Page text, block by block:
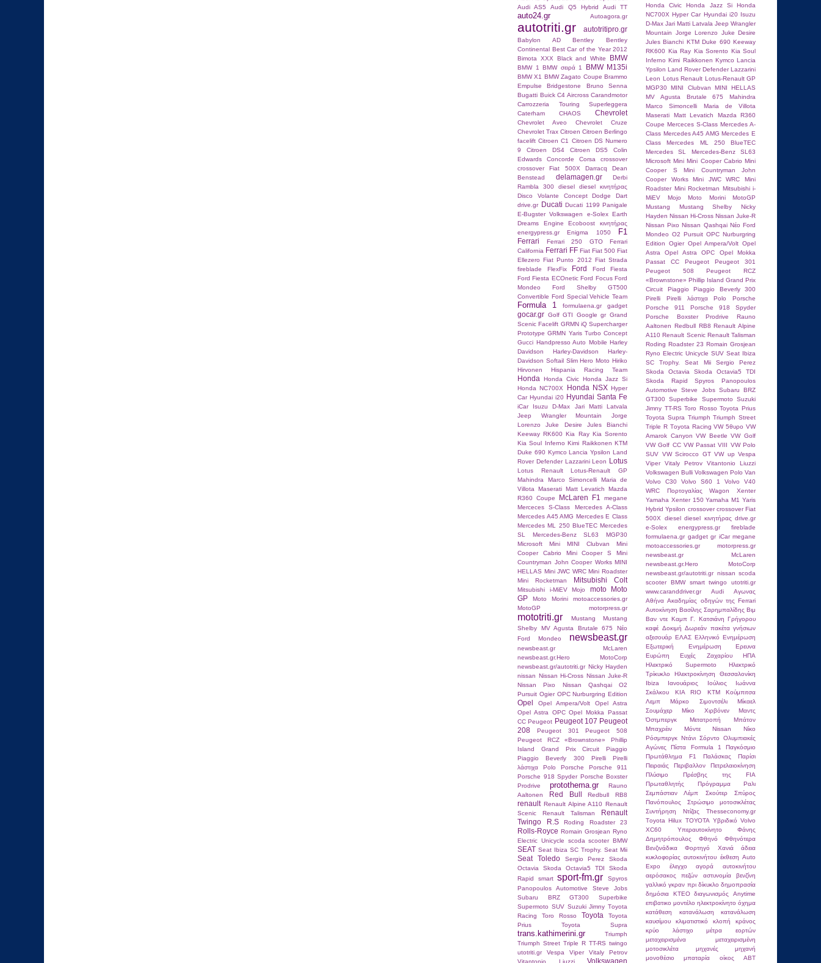
Audi AS5
Audi Q5 Hybrid Audi TT
auto24.gr Autoagora.gr
autotriti.gr autotritipro.gr
Babylon AD Bentley
Bentley
Continental Best Car of the Year 2012
Bimota XXX
Black and White BMW
BMW 1 BMW σειρά 1 BMW M135i
BMW X1 BMW Zagato Coupe Brammo
Empulse
Bridgestone
Bruno Senna
Bugatti Buick C4 Aircross Carandmotor
Carrozzeria Touring Superleggera
Caterham
CHAOS Chevrolet
Chevrolet Aveo
Chevrolet Cruze
Chevrolet Trax Citroen Citroen Berlingo
facelift Citroen C1
Citroen DS Numero
9
Citroen DS4 Citroen DS5
Colin
Edwards
Concorde Corsa
crossover
crossover Fiat 500X
Darracq
Dean
Benstead
delamagen.gr
Derbi
Rambla 300
diesel
diesel κινητήρας
Disco Volante Concept
Dodge Dart
drive.gr
Ducati Ducati 1199 Panigale
E-Bugster Volkswagen
e-Solex Earth
Dreams Engine
Ecoboost κινητήρας
energypress.gr
Enigma 1050 F1
Ferrari Ferrari 250 GTO
Ferrari
California Ferrari FF Fiat Fiat 500 Fiat
Ellezero Fiat Punto 2012 Fiat Strada
fireblade
FlexFix Ford
Ford Fiesta
Ford Fiesta ECOnetic Ford Focus Ford
Mondeo
Ford Shelby GT500
Convertible Ford Special Vehicle Team
Formula 1 formulaena.gr gadget
gocar.gr Golf GTI Google gr Grand
Scenic Facelift GRMN iQ Supercharger
Prototype GRMN Yaris Turbo Concept
Gucci Handpresso Auto Mobile Harley
Davidson
Harley-Davidson
Harley-
Davidson Softail Slim Hero Moto Hiriko
Hirvonen
Hispania Racing Team
Honda Honda Civic Honda Jazz Si
Honda NC700X
Honda NSX Hyper
Car Hyundai i20 Hyundai Santa Fe
iCar Isuzu D-Max
Jari Matti Latvala
Jeep Wrangler Mountain
Jorge
Lorenzo
Juke Desire
Jules Bianchi
Keeway RK600 Kia Ray Kia Sorento
Kia Soul Inferno Kimi Raikkοnen KTM
Duke 690 Kymco Lancia Ypsilon Land
Rover Defender Lazzarini Leon Lotus
Lotus Renault
Lotus-Renault GP
Mahindra
Marco Simoncelli
Maria de
Villota
Maserati Matt Levatich
Mazda
R360 Coupe
McLaren F1
megane
Merceces S-Class
Mercedes A-Class
Mercedes A45 AMG Mercedes E Class
Mercedes ML 250 BlueTEC Mercedes
SL
Mercedes-Benz SL63
MGP30
Microsoft
Mini MINI Clubvan
Mini
Cooper Cabrio
Mini Cooper S
Mini
Countryman John Cooper Works MINI
HELLAS Mini JWC WRC Mini Roadster
Mini Rocketman
Mitsubishi Colt
Mitsubishi i-MiEV Mojo moto
Moto
GP
Moto Morini
motoaccessories.gr
MotoGP
motorpress.gr
mototriti.gr Mustang
Mustang
Shelby
MV Agusta Brutale 675
Nέο
Ford Mondeo
newsbeast.gr
newsbeast.gr McLaren
newsbeast.gr.Hero MotoCorp
newsbeast.gr/autotriti.gr Nicky Hayden
nissan Nissan Hi-Cross Nissan Juke-R
Nissan Pixo
Nissan Qashqai
O2
Pursuit Ogier OPC Nurburgring Edition
Opel Opel Ampera/Volt
Opel Astra
Opel Astra OPC Opel Mokka
Passat
CC Peugeot Peugeot 107 Peugeot
208
Peugeot 301
Peugeot 508
Peugeot RCZ «Brownstone»
Phillip
Island Grand Prix Circuit
Piaggio
Piaggio Beverly 300
Pirelli
Pirelli
λάστιχα
Polo Porsche
Porsche 911
Porsche 918 Spyder Porsche Boxster
Prodrive
protothema.gr
Rauno
Aaltonen
Red Bull Redbull RB8
renault Renault Alpine A110 Renault
Scenic
Renault Talisman
Renault
Twingo R.S
Roding Roadster 23
Rolls-Royce Romain Grosjean Ryno
Electric Unicycle
scoda scooter BMW
SEAT Seat Ibiza SC Trophy. Seat Mii
Seat Toledo Sergio Perez
Skoda
Octavia
Skoda Octavia5 TDI
Skoda
Rapid
smart sport-fm.gr
Spyros
Panopoulos Autοmotive
Steve Jobs
Subaru BRZ GT300
Superbike
Supermoto SUV Suzuki Jimny Tοyota
Racing
Toro Rosso Toyota
Toyota
Prius
Toyota Supra
trans.kathimerini.gr
Triumph
Triumph Street Triple R TT-RS twingo
utotriti.gr
Vespa Viper
Vitaly Petrov
Vitantonio Liuzzi
Volkswagen
Honda Civic
Honda Jazz Si
Honda
NC700X Hyper Car Hyundai i20 Isuzu
D-Max Jari Matti Latvala Jeep Wrangler
Mountain
Jorge Lorenzo
Juke Desire
Jules Bianchi KTM Duke 690 Keeway
RK600 Kia Ray Kia Sorento Kia Soul
Inferno Kimi Raikkοnen Kymco Lancia
Ypsilon Land Rover Defender Lazzarini
Leon Lotus Renault Lotus-Renault GP
MGP30 MINI Clubvan
MINI HELLAS
MV Agusta Brutale 675
Mahindra
Marco Simoncelli
Maria de Villota
Maserati
Matt Levatich
Mazda R360
Coupe Merceces S-Class Mercedes A-
Class Mercedes A45 AMG Mercedes E
Class
Mercedes ML 250 BlueTEC
Mercedes SL
Mercedes-Benz SL63
Microsoft Mini Mini Cooper Cabrio Mini
Cooper S
Mini Countryman John
Cooper Works
Mini JWC WRC
Mini
Roadster Mini Rocketman Mitsubishi i-
MiEV
Mojo Moto Morini
MotoGP
Mustang
Mustang Shelby
Nicky
Hayden Nissan Hi-Cross Nissan Juke-R
Nissan Pixo Nissan Qashqai Nέο Ford
Mondeo O2 Pursuit OPC Nurburgring
Edition
Ogier Opel Ampera/Volt Opel
Astra
Opel Astra OPC
Opel Mokka
Passat CC
Peugeot
Peugeot 301
Peugeot 508
Peugeot RCZ
«Brownstone» Phillip Island Grand Prix
Circuit
Piaggio
Piaggio Beverly 300
Pirelli
Pirelli λάστιχα Polo
Porsche
Porsche 911
Porsche 918 Spyder
Porsche Boxster
Prodrive
Rauno
Aaltonen Redbull RB8 Renault Alpine
A110 Renault Scenic Renault Talisman
Roding Roadster 23 Romain Grosjean
Ryno Electric Unicycle SUV Seat Ibiza
SC Trophy.
Seat Mii
Sergio Perez
Skoda Octavia
Skoda Octavia5 TDI
Skoda Rapid
Spyros Panopoulos
Autοmotive
Steve Jobs Subaru BRZ
GT300 Superbike Supermoto
Suzuki
Jimny TT-RS Toro Rosso Toyota Prius
Toyota Supra Triumph Triumph Street
Triple R Tοyota Racing VW 5θυρο VW
Amarok Canyon VW Beetle VW Golf
VW Golf CC VW Passat VIII VW Polo
SUV VW Scirocco GT VW up Vespa
Viper
Vitaly Petrov
Vitantonio Liuzzi
Volkswagen Bulli Volkswagen Polo Van
Volvo C30
Volvo S60 1
Volvo V40
WRC Πορτογαλίας
Wagon
Xenter
Yamaha Xenter 150 Yamaha Μ1 Yaris
Hybrid Ypsilon crossover crossover Fiat
500X
diesel diesel κινητήρας drive.gr
e-Solex
energypress.gr
fireblade
formulaena.gr gadget gr iCar megane
motoaccessories.gr
motorpress.gr
newsbeast.gr McLaren
newsbeast.gr.Hero MotoCorp
newsbeast.gr/autotriti.gr nissan scoda
scooter BMW
smart twingo
utotriti.gr
www.caranddriver.gr
Αudi
Αγωνας
Αθήνα Ακαδημίας οδηγών της Ferrari
Αυτοκίνηση Βασίλης Σαρημπαλίδης Βιμ
Βαν ντε Καμπ Γ. Κατσιάνη Γρήγορου
καφέ Δοκιμή Δωρεάν πακέτα γνήσιων
αξεσουάρ ΕΛΑΣ Ελληνικό Ενημέρωση
Εξωτερική Ενημέρωση
Ερευνα
Ευρώπη
Ευχές Ζαχαρίου
ΗΠΑ
Ηλεκτρικό Supermoto
Ηλεκτρικό
Τρίκυκλο
Ηλεκτροκίνηση
Θεσσαλονίκη
Ιbiza
Ιανουάριος Ιούλιος
Ιωάννα
Σκάλκου
ΚΙΑ RIO ΚΤΜ
Κούμπιτσα
Λεμπ
Μάρκο Σιμοντσέλι
Μίκαελ
Σουμάχερ
Μίκο Χιρβόνεν
Μαντς
Όστμπεργκ
Μετατροπή
Μπάτον
Μπαχρέιν
Μόντε Νissan
Νίκο
Ρόσμπεργκ Ντάνι Σόρντο
Ολυμπιακές
Αγώνες
Πίστα Formula 1
Παγκόσμιο
Πρωτάθλημα F1
Παλάσκας
Παρίσι
Πειραιάς
Περιβαλλον
Πετρελαιοκίνηση
Πλύσιμο
Πρέσβης της FIA
Πρωταθλητής
Πρόγραμμα
Ραλι
Σεμπάστιαν Λέμπ
Σκούτερ
Σπύρος
Πανόπουλος
Στρώσιμο μοτοσικλέτας
Συντήρηση Ντίζας
Τhesseconomy.gr
Τoyota Hilux ΤΟΥΟΤΑ Υβριδικό Volvo
XC60
Υπεραυτοκίνητο
Φάνης
Δημητρόπουλος
Φθηνό
Φθηνότερα
Βενζινάδικα
Φορτηγό Χανιά
άδεια
κυκλοφορίας αυτοκινήτου έκθεση Auto
Expo
έλεγχο
αγορά αυτοκινήτου
αερόσακος πεζών
αστυνομία
βενζίνη
γαλλικό γκραν πρι δίκυκλο δημοπρασία
δημόσια ΚΤΕΟ
διαγωνισμός Anytime
επιβατικο μοντέλο ηλεκτροκίνητο όχημα
κατάθεση
κατανάλωση
κατανάλωση
καυσίμου
κλιματιστικό κλοπή
κράνος
κρύο
λάστιχο
μέτρα εορτών
μεταχειρισμένα
μεταχειρισμένη
μοτοσικλέτα
μηχανές
μηχανή
μονοθέσιο
μπαταρία οίκος ABT